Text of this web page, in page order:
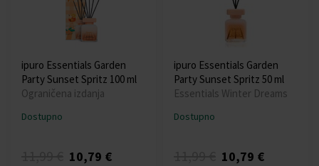
ipuro Essentials Garden
Party Sunset Spritz 100 ml
Ograničena izdanja
Dostupno
10,79 €
ipuro Essentials Garden
Party Sunset Spritz 50 ml
Essentials Winter Dreams
Dostupno
10,79 €